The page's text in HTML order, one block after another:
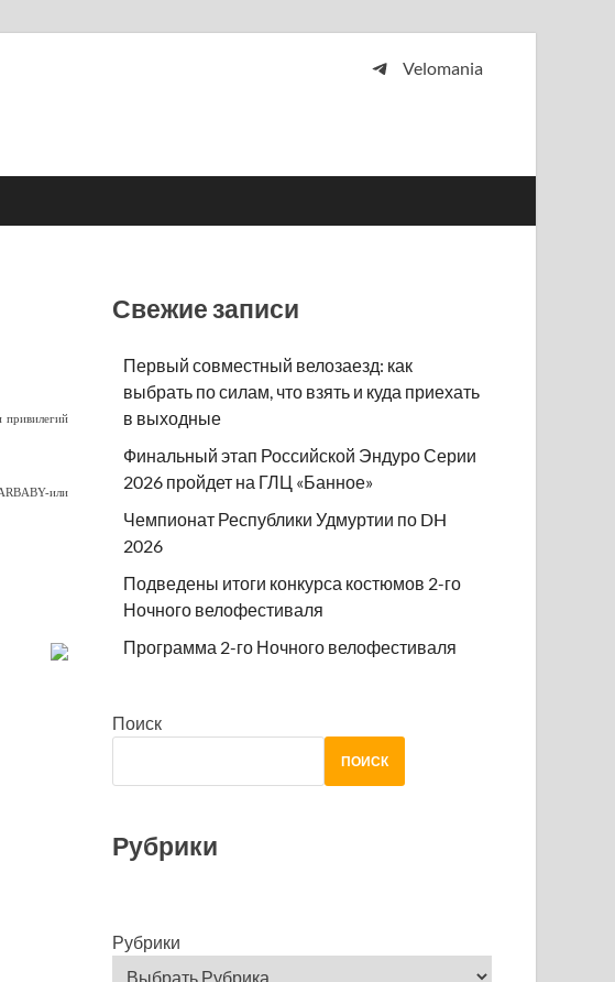
Velomania
привилегий
или
Свежие записи
Первый совместный велозаезд: как
выбрать по силам, что взять и куда приехать
в выходные
Финальный этап Российской Эндуро Серии
2026 пройдет на ГЛЦ «Банное»
Чемпионат Республики Удмуртии по DH
2026
Подведены итоги конкурса костюмов 2-го
Ночного велофестиваля
Программа 2-го Ночного велофестиваля
Поиск
ПОИСК
Рубрики
Рубрики